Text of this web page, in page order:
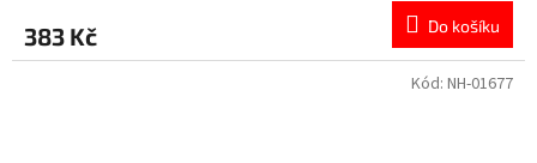
383 Kč Do košíku
Kód: NH-01677